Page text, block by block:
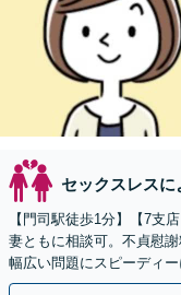
セックスレスに
【門司駅徒歩1分】【7支
妻ともに相談可。不貞慰
幅広い問題にスピーディ
相談・駐車場あり】